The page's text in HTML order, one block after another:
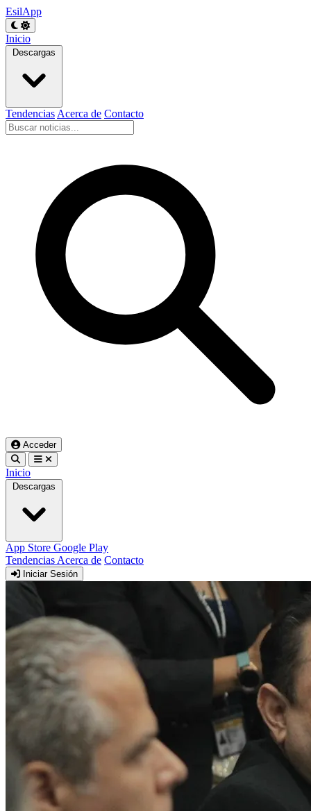
EsilApp
Inicio
Descargas
Tendencias Acerca de Contacto
Acceder
Inicio
Descargas
App Store Google Play
Tendencias Acerca de Contacto
Iniciar Sesión